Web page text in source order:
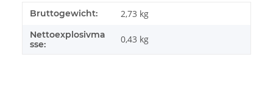
Bruttogewicht: 2,73 kg
Nettoexplosivma
sse:
0,43 kg